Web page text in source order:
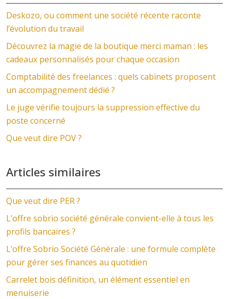
Deskozo, ou comment une société récente raconte
l’évolution du travail
Découvrez la magie de la boutique merci maman : les
cadeaux personnalisés pour chaque occasion
Comptabilité des freelances : quels cabinets proposent
un accompagnement dédié ?
Le juge vérifie toujours la suppression effective du
poste concerné
Que veut dire POV ?
Articles similaires
Que veut dire PER ?
L’offre sobrio société générale convient-elle à tous les
profils bancaires ?
L’offre Sobrio Société Générale : une formule complète
pour gérer ses finances au quotidien
Carrelet bois définition, un élément essentiel en
menuiserie